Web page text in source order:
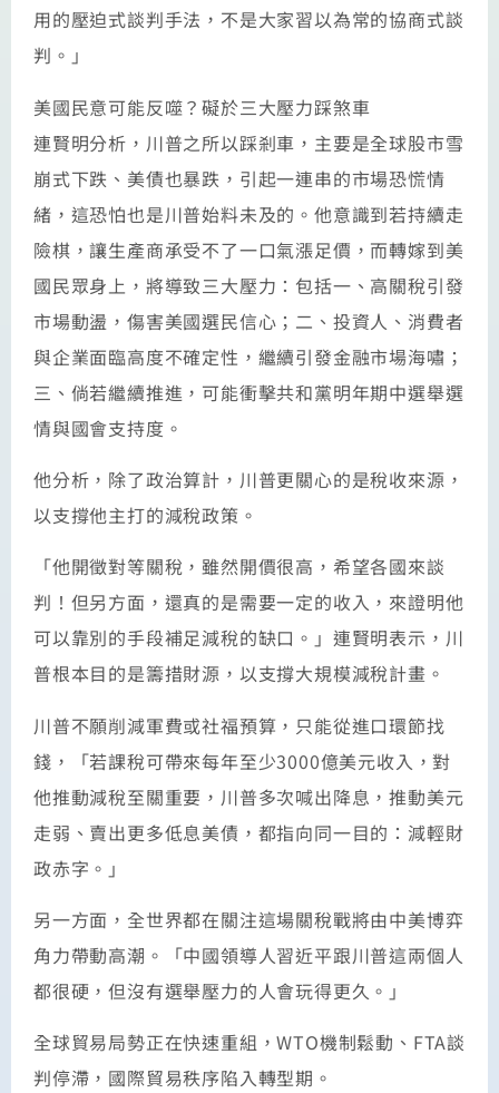
用的壓迫式談判手法，不是大家習以為常的協商式談
判。」
美國民意可能反噬？礙於三大壓力踩煞車
連賢明分析，川普之所以踩剎車，主要是全球股市雪
崩式下跌、美債也暴跌，引起一連串的市場恐慌情
緒，這恐怕也是川普始料未及的。他意識到若持續走
險棋，讓生產商承受不了一口氣漲足價，而轉嫁到美
國民眾身上，將導致三大壓力：包括一、高關稅引發
市場動盪，傷害美國選民信心；二、投資人、消費者
與企業面臨高度不確定性，繼續引發金融市場海嘯；
三、倘若繼續推進，可能衝擊共和黨明年期中選舉選
情與國會支持度。
他分析，除了政治算計，川普更關心的是稅收來源，
以支撐他主打的減稅政策。
「他開徵對等關稅，雖然開價很高，希望各國來談
判！但另方面，還真的是需要一定的收入，來證明他
可以靠別的手段補足減稅的缺口。」連賢明表示，川
普根本目的是籌措財源，以支撐大規模減稅計畫。
川普不願削減軍費或社福預算，只能從進口環節找
錢，「若課稅可帶來每年至少3000億美元收入，對
他推動減稅至關重要，川普多次喊出降息，推動美元
走弱、賣出更多低息美債，都指向同一目的：減輕財
政赤字。」
另一方面，全世界都在關注這場關稅戰將由中美博弈
角力帶動高潮。「中國領導人習近平跟川普這兩個人
都很硬，但沒有選舉壓力的人會玩得更久。」
全球貿易局勢正在快速重組，WTO機制鬆動、FTA談
判停滯，國際貿易秩序陷入轉型期。